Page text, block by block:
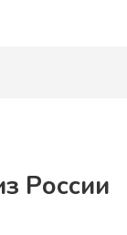
России